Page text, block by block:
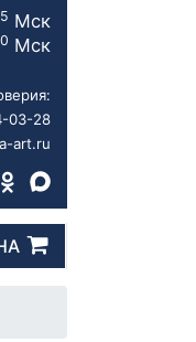
Мск
Мск
03-28
art.ru